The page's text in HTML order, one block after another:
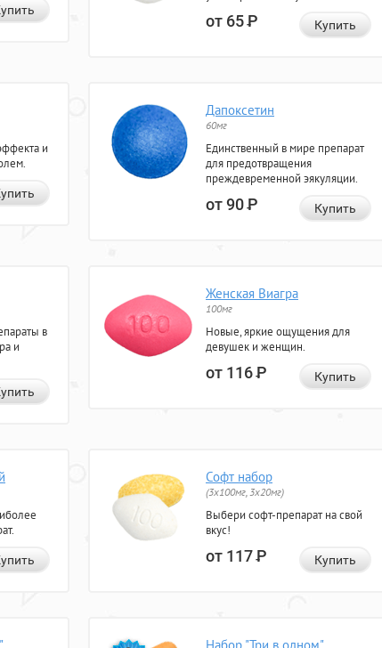
от 65Р Купить
и
Дапоксетин
60мг
Единственный в мире препарат
для предотвращения
преждевременной эякуляции.
от 90Р Купить
в
и
Женская Виагра
100мг
Новые, яркие ощущения для
девушек и женщин.
от 116Р Купить
Софт набор
(3x100мг, 3x20мг)
Выбери софт-препарат на свой
вкус!
от 117Р Купить